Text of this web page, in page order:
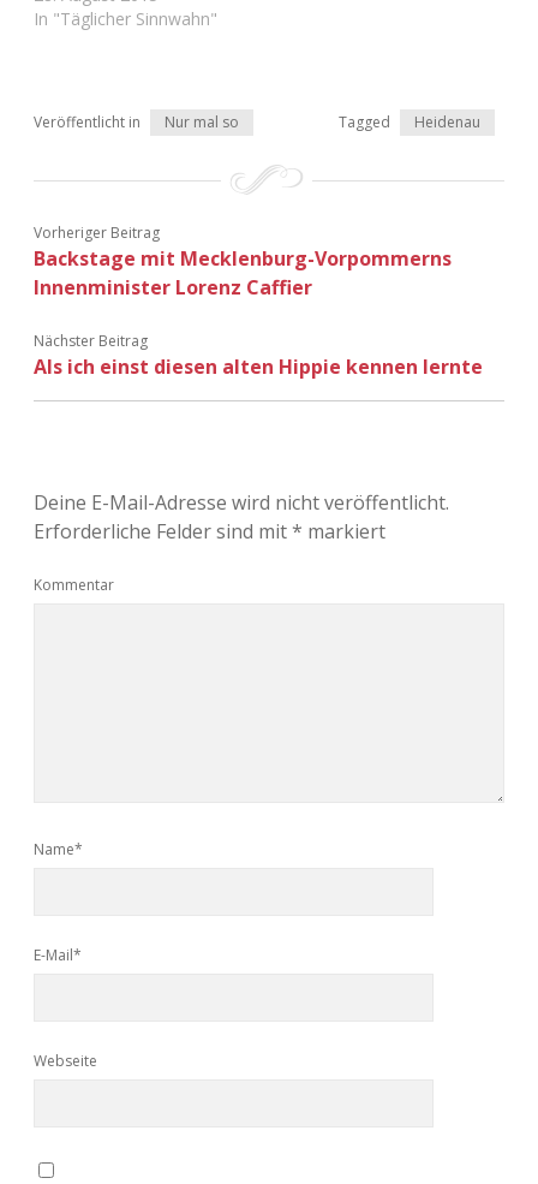
In "Täglicher Sinnwahn"
Veröffentlicht in Nur mal so Tagged Heidenau
Vorheriger Beitrag
Backstage mit Mecklenburg-Vorpommerns
Innenminister Lorenz Caffier
Nächster Beitrag
Als ich einst diesen alten Hippie kennen lernte
Deine E-Mail-Adresse wird nicht veröffentlicht.
Erforderliche Felder sind mit* markiert
Kommentar
Name*
E-Mail*
Webseite